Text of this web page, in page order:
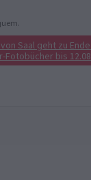
Saal geht zu
Fotobücher bis